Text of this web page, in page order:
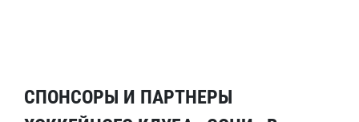
СПОНСОРЫ И ПАРТНЕРЫ